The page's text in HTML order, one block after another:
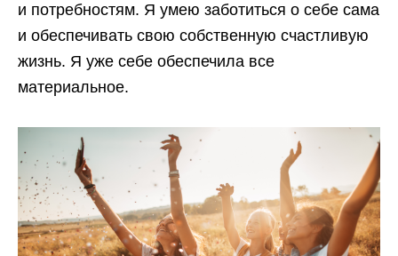
и потребностям. Я умею заботиться о себе сама
и обеспечивать свою собственную счастливую
жизнь. Я уже себе обеспечила все
материальное.